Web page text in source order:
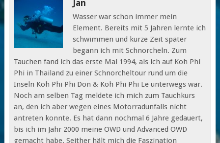
Jan
Wasser war schon immer mein
Element. Bereits mit 5 Jahren lernte ich
schwimmen und kurze Zeit später
begann ich mit Schnorcheln. Zum
Tauchen fand ich das erste Mal 1994, als ich auf Koh Phi
Phi in Thailand zu einer Schnorcheltour rund um die
Inseln Koh Phi Phi Don & Koh Phi Phi Le unterwegs war.
Noch am selben Tag meldete ich mich zum Tauchkurs
an, den ich aber wegen eines Motorradunfalls nicht
antreten konnte. Es hat dann nochmal 6 Jahre gedauert,
bis ich im Jahr 2000 meine OWD und Advanced OWD
gemacht habe. Seither hält mich die Faszination